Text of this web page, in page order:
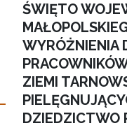
ŚWIĘTO
WYRÓŻNIENIA
ZIEMI
DZIEDZICTWO